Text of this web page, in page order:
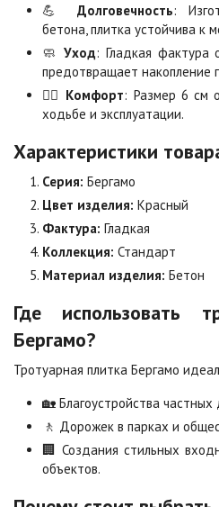
Коричневая
Цена по запросу
Листопад
Цена по запросу
Мокко
Цена по запросу
Оранжевая
Цена по запросу
Особая серия
Сахара
Цена по запросу
Серо-белая
💪 Долговечность:
бетона, плитка устойчива к
🧼Уход: Гладкая фактура
предотвращает накопление
🚶‍♂️ Комфорт: Размер 6 см
ходьбе и эксплуатации.
Характеристики
Серия: Бергамо
Цвет изделия: Красный
Фактура: Гладкая
Коллекция: Стандарт
Материал изделия: Бетон
Где использовать
Бергамо?
Тротуарная плитка Бергамо
🏡 Благоустройства
🚶 Дорожек в парках и
🏢 Создания стильных
объектов.